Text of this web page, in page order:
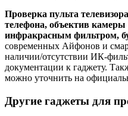
Проверка пульта
телефона, объектив камеры
инфракрасным фильтром,
современных Айфонов и
наличии/отсутствии ИК-
документации к гаджету.
можно уточнить на
Другие гаджеты для